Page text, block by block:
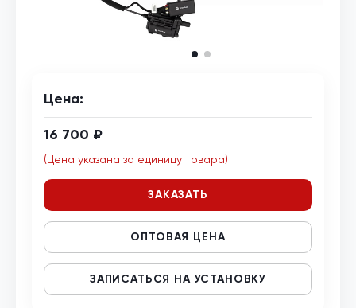
Цена:
16 700 ₽
(Цена указана за единицу товара)
ЗАКАЗАТЬ
ОПТОВАЯ ЦЕНА
ЗАПИСАТЬСЯ НА УСТАНОВКУ